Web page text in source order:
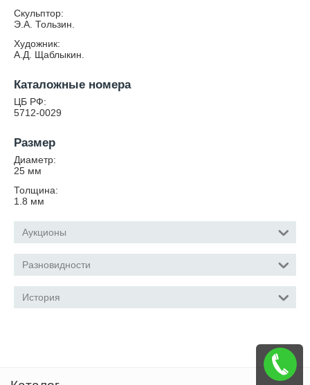
Скульптор:
Э.А. Тользин.
Художник:
А.Д. Щаблыкин.
Каталожные номера
ЦБ РФ:
5712-0029
Размер
Диаметр:
25 мм
Толщина:
1.8 мм
Аукционы
Разновидности
История